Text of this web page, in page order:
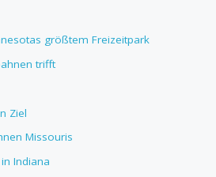
größtem Freizeitpark
trifft
Ziel
Missouris
Indiana